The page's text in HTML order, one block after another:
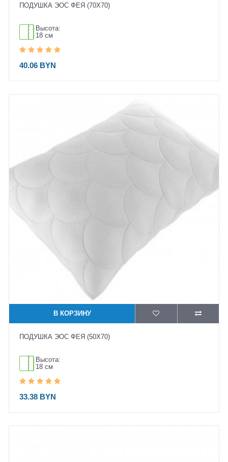
ПОДУШКА ЭОС ФЕЯ (70X70)
Высота:
18 см
40.06 BYN
В КОРЗИНУ
ПОДУШКА ЭОС ФЕЯ (50X70)
Высота:
18 см
33.38 BYN